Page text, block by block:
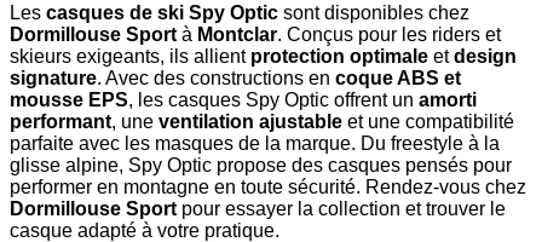
Les casques de ski Spy Optic sont disponibles chez
Dormillouse Sport à Montclar. Conçus pour les riders et
skieurs exigeants, ils allient protection optimale etdesign
signature. Avec des constructions en coque ABS et
mousse EPS, les casques Spy Optic offrent un amorti
performant, une ventilation ajustable et une compatibilité
parfaite avec les masques de la marque. Du freestyle à la
glisse alpine, Spy Optic propose des casques pensés pour
performer en montagne en toute sécurité. Rendez-vous chez
Dormillouse Sport pour essayer la collection et trouver le
casque adapté à votre pratique.